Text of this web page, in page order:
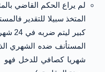
المتخذ سبيلا للتقدير
كبير
المستأنف ضده الشهري
شهريا كصافي للدخل